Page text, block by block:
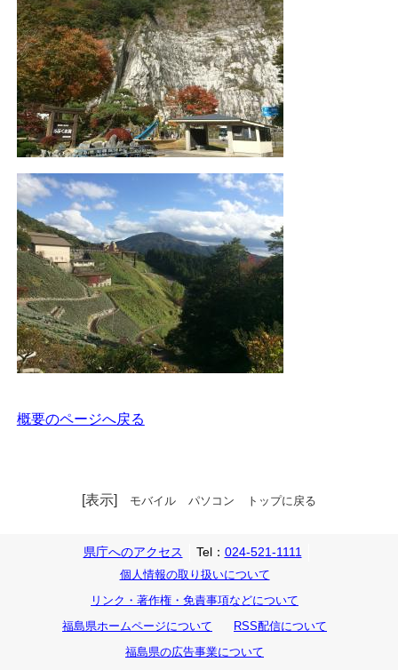
概要のページへ戻る
[表示] モバイル パソコン トップに戻る
県庁へのアクセス Tel： 024-521-1111
個人情報の取り扱いについて
リンク・著作権・免責事項などについて
福島県ホームページについて
RSS配信について
福島県の広告事業について